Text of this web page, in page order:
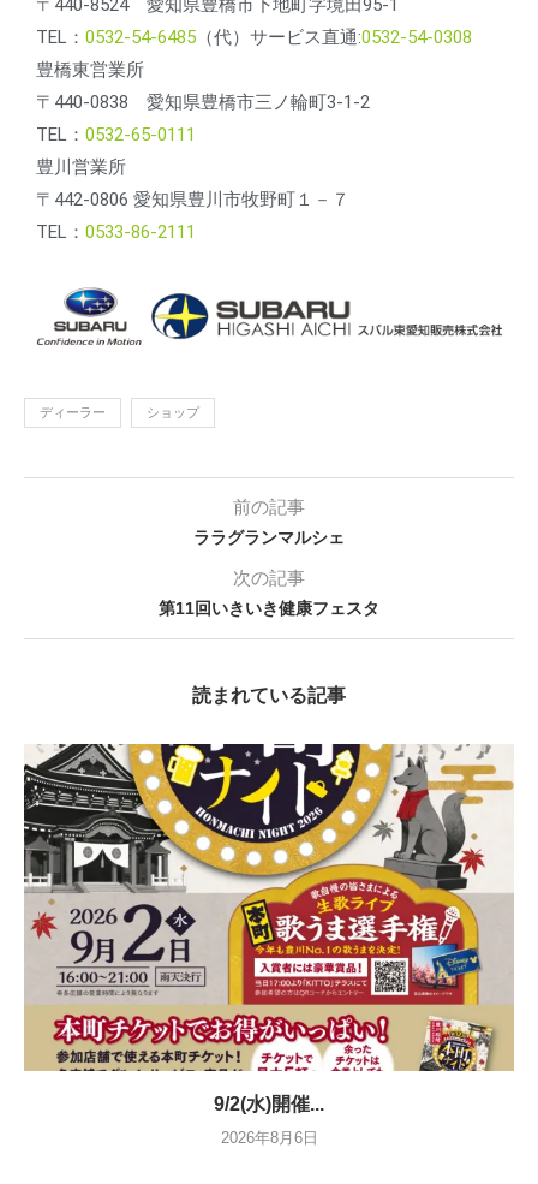
〒440-8524 愛知県豊橋市下地町字境田95-1
TEL： 0532-54-6485 （代）サービス直通:0532-54-0308
豊橋東営業所
〒440-0838 愛知県豊橋市三ノ輪町3-1-2
TEL： 0532-65-0111
豊川営業所
〒442-0806 愛知県豊川市牧野町１－７
TEL： 0533-86-2111
ディーラー ショップ
前の記事
ララグランマルシェ
次の記事
第11回いきいき健康フェスタ
読まれている記事
9/2(水)開催...
2026年8月6日